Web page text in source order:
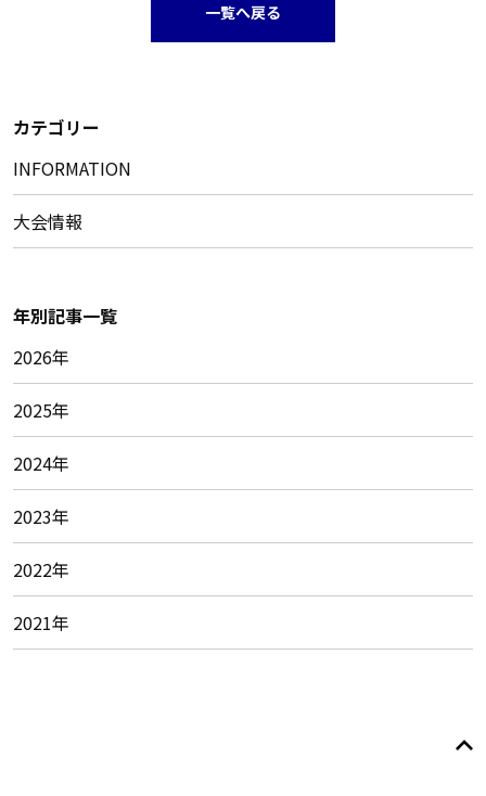
一覧へ戻る
カテゴリー
INFORMATION
大会情報
年別記事一覧
2026年
2025年
2024年
2023年
2022年
2021年